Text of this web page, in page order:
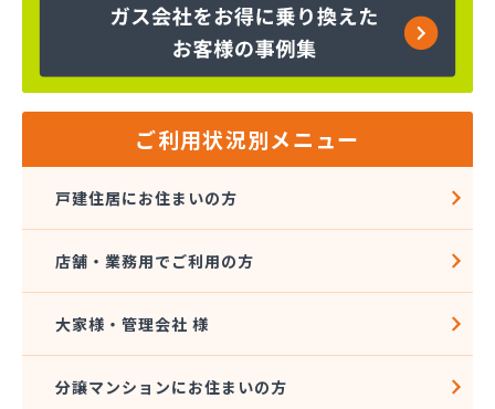
株式会社コスモ通商
株式会社ザ・トーカイ 川越支店
株式会社ザ・トーカイ 川口支店
株式会社サイサン 浦和営業所
株式会社サイサン 東松山営業所
株式会社サイサン 日高営業所
株式会社サイタマ高橋住設店
株式会社サントーコー 上福岡営業所
株式会社シミズ
ご利用状況別メニュー
戸建住居にお住まいの方
店舗・業務用でご利用の方
大家様・管理会社 様
分譲マンションにお住まいの方